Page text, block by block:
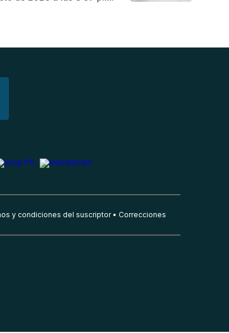
y condiciones del suscriptor Correcciones